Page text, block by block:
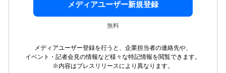
メディアユーザー新規登録
無料
メディアユーザー登録を行うと、企業担当者の連絡先や、
イベント・記者会見の情報など様々な特記情報を閲覧できます。
※内容はプレスリリースにより異なります。